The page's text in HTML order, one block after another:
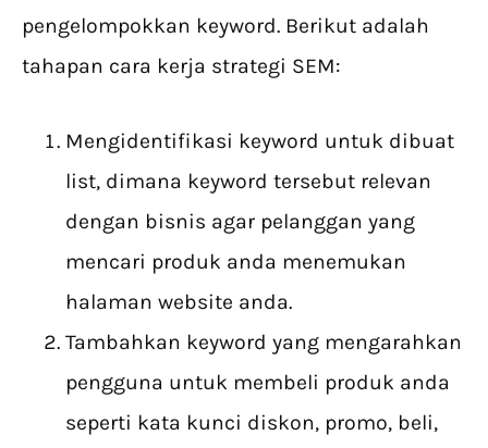
pengelompokkan keyword. Berikut adalah
tahapan cara kerja strategi SEM:
Mengidentifikasi keyword untuk dibuat
list, dimana keyword tersebut relevan
dengan bisnis agar pelanggan yang
mencari produk anda menemukan
halaman website anda.
Tambahkan keyword yang mengarahkan
pengguna untuk membeli produk anda
seperti kata kunci diskon, promo, beli,